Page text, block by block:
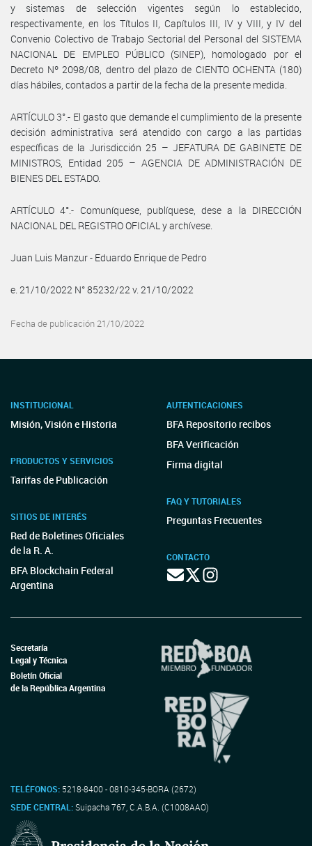
y sistemas de selección vigentes según lo establecido,
respectivamente, en los Títulos II, Capítulos III, IV y VIII, y IV del
Convenio Colectivo de Trabajo Sectorial del Personal del SISTEMA
NACIONAL DE EMPLEO PÚBLICO (SINEP), homologado por el
Decreto Nº 2098/08, dentro del plazo de CIENTO OCHENTA (180)
días hábiles, contados a partir de la fecha de la presente medida.
ARTÍCULO 3°.- El gasto que demande el cumplimiento de la presente
decisión administrativa será atendido con cargo a las partidas
específicas de la Jurisdicción 25 – JEFATURA DE GABINETE DE
MINISTROS, Entidad 205 – AGENCIA DE ADMINISTRACIÓN DE
BIENES DEL ESTADO.
ARTÍCULO 4°.- Comuníquese, publíquese, dese a la DIRECCIÓN
NACIONAL DEL REGISTRO OFICIAL y archívese.
Juan Luis Manzur - Eduardo Enrique de Pedro
e. 21/10/2022 N° 85232/22 v. 21/10/2022
Fecha de publicación 21/10/2022
INSTITUCIONAL
Misión, Visión e Historia
PRODUCTOS Y SERVICIOS
Tarifas de Publicación
SITIOS DE INTERÉS
Red de Boletines Oficiales
de la R. A.
BFA Blockchain Federal
Argentina
AUTENTICACIONES
BFA Repositorio recibos
BFA Verificación
Firma digital
FAQ Y TUTORIALES
Preguntas Frecuentes
CONTACTO
Secretaría
Legal y Técnica
Boletín Oficial
de la República Argentina
TELÉFONOS: 5218-8400 - 0810-345-BORA (2672)
SEDE CENTRAL:Suipacha 767, C.A.B.A. (C1008AAO)